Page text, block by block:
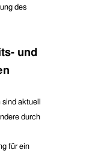
des
und
aktuell
durch
für ein